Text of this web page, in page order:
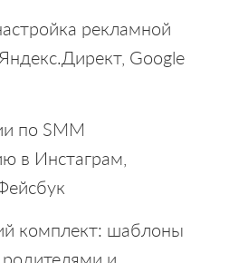
рекламной
Google
по SMM
в Инстаграм,
комплект: шаблоны